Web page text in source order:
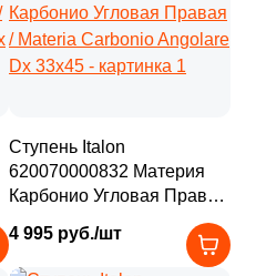
Ступень Italon
620070000832 Материя
Карбонио Угловая Правая
/ Materia Carbonio Angolare
Dx 33x45
4 995 руб./шт